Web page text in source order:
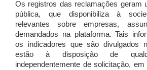
Os registros das reclamações geram
pública, que disponibiliza à
relevantes sobre empresas,
demandados na plataforma. Tais
os indicadores que são divulgados
estão à disposição de
independentemente de solicitação,